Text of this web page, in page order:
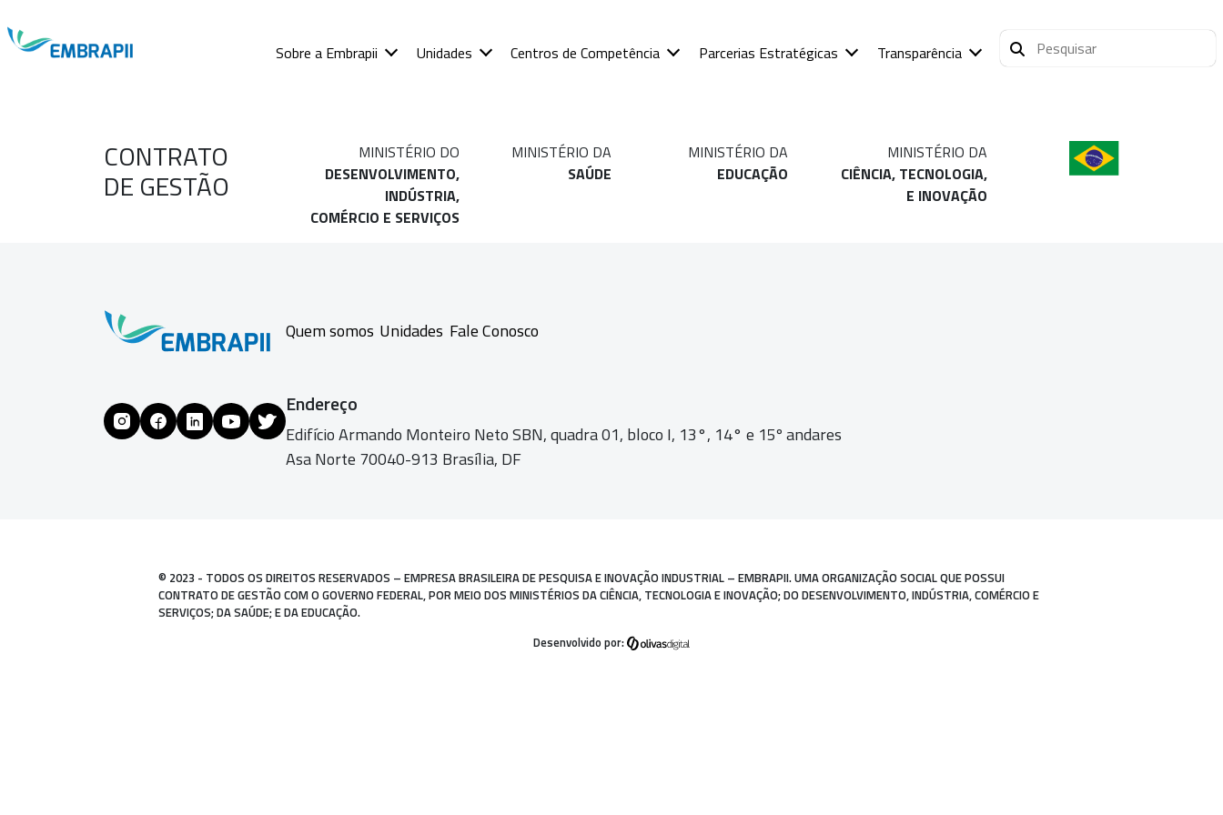
Sobre a Embrapii Unidades Centros de Competência Parcerias Estratégicas Transparência
CONTRATO
DE GESTÃO
MINISTÉRIO DO
DESENVOLVIMENTO,
INDÚSTRIA,
COMÉRCIO E SERVIÇOS
MINISTÉRIO DA
SAÚDE
MINISTÉRIO DA
EDUCAÇÃO
MINISTÉRIO DA
CIÊNCIA, TECNOLOGIA,
E INOVAÇÃO
Quem somos Unidades Fale Conosco
Endereço
Edifício Armando Monteiro Neto SBN, quadra 01, bloco I, 13°, 14° e 15º andares
Asa Norte 70040-913 Brasília, DF
© 2023 - TODOS OS DIREITOS RESERVADOS – EMPRESA BRASILEIRA DE PESQUISA E INOVAÇÃO INDUSTRIAL – EMBRAPII. UMA ORGANIZAÇÃO SOCIAL QUE POSSUI
CONTRATO DE GESTÃO COM O GOVERNO FEDERAL, POR MEIO DOS MINISTÉRIOS DA CIÊNCIA, TECNOLOGIA E INOVAÇÃO; DO DESENVOLVIMENTO, INDÚSTRIA, COMÉRCIO E
SERVIÇOS; DA SAÚDE; E DA EDUCAÇÃO.
Desenvolvido por: